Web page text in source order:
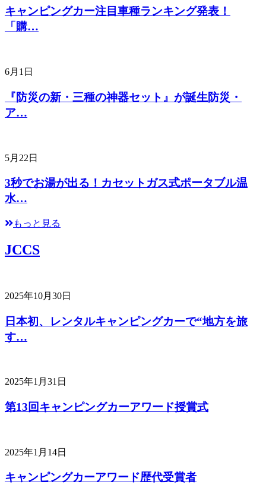
キャンピングカー注目車種ランキング発表！
「購…
6月1日
『防災の新・三種の神器セット』が誕生防災・
ア…
5月22日
3秒でお湯が出る！カセットガス式ポータブル温
水…
もっと見る
JCCS
2025年10月30日
日本初、レンタルキャンピングカーで“地方を旅
す…
2025年1月31日
第13回キャンピングカーアワード授賞式
2025年1月14日
キャンピングカーアワード歴代受賞者